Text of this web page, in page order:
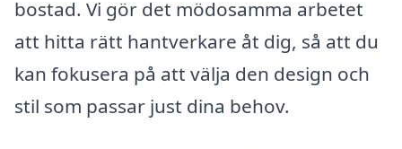
bostad. Vi gör det mödosamma arbetet
att hitta rätt hantverkare åt dig, så att du
kan fokusera på att välja den design och
stil som passar just dina behov.